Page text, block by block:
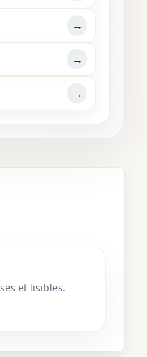
→
→
→
et lisibles.